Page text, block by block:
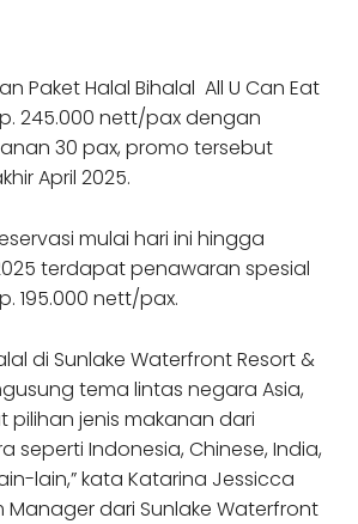
Paket Halal Bihalal All U Can Eat
245.000 nett/pax dengan
30 pax, promo tersebut
April 2025.
mulai hari ini hingga
terdapat penawaran spesial
195.000 nett/pax.
di Sunlake Waterfront Resort &
tema lintas negara Asia,
pilihan jenis makanan dari
seperti Indonesia, Chinese, India,
lain,” kata Katarina Jessicca
Manager dari Sunlake Waterfront